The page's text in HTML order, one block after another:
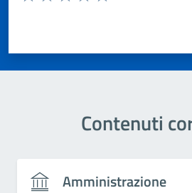
Contenuti
Amministrazione